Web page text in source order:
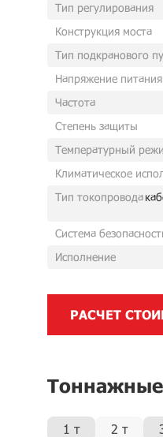
Тип регулирования
Конструкция моста
Тип подкранового
Напряжение питания
Частота
Степень защиты
Температурный
Климатическое
Тип токопровода
Система
Исполнение
РАСЧЕТ
1 т 2 т